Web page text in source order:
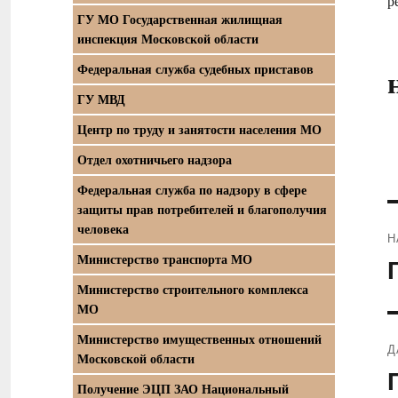
ГУ МО Государственная жилищная
инспекция Московской области
Федеральная служба судебных приставов
ГУ МВД
Центр по труду и занятости населения МО
Отдел охотничьего надзора
Федеральная служба по надзору в сфере
защиты прав потребителей и благополучия
человека
Министерство транспорта МО
Министерство строительного комплекса
МО
Министерство имущественных отношений
Московской области
Получение ЭЦП ЗАО Национальный